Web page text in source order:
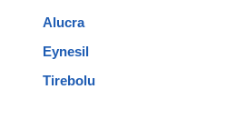
Alucra
Eynesil
Tirebolu